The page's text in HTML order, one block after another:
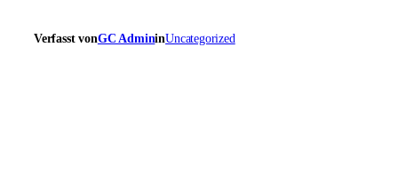
Verfasst vonGC AdmininUncategorized